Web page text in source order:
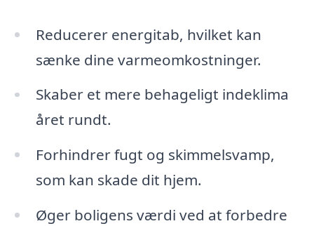
Reducerer energitab, hvilket kan
sænke dine varmeomkostninger.
Skaber et mere behageligt indeklima
året rundt.
Forhindrer fugt og skimmelsvamp,
som kan skade dit hjem.
Øger boligens værdi ved at forbedre